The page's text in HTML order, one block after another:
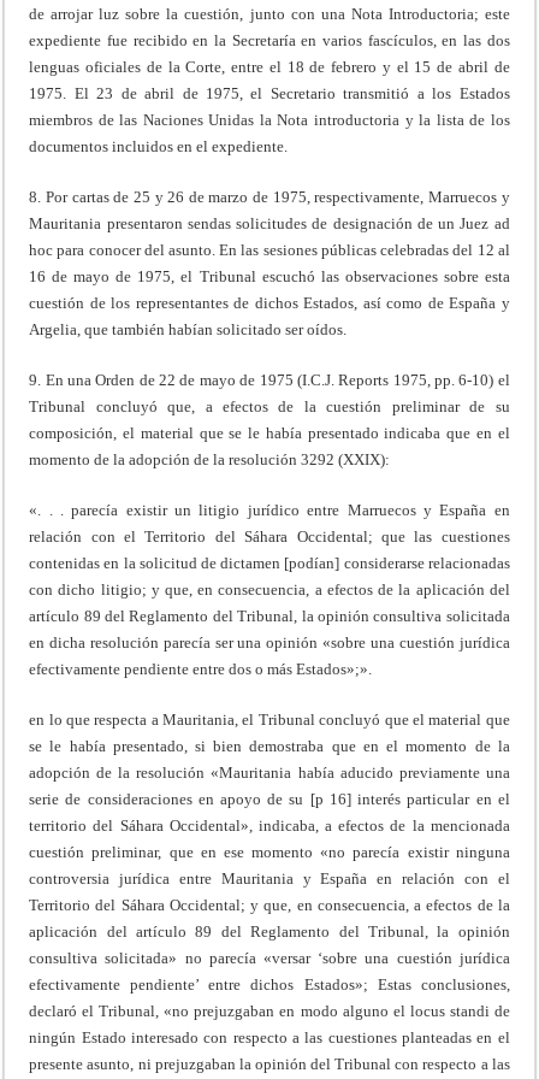
de arrojar luz sobre la cuestión, junto con una Nota Introductoria; este
expediente fue recibido en la Secretaría en varios fascículos, en las dos
lenguas oficiales de la Corte, entre el 18 de febrero y el 15 de abril de
1975. El 23 de abril de 1975, el Secretario transmitió a los Estados
miembros de las Naciones Unidas la Nota introductoria y la lista de los
documentos incluidos en el expediente.
8. Por cartas de 25 y 26 de marzo de 1975, respectivamente, Marruecos y
Mauritania presentaron sendas solicitudes de designación de un Juez ad
hoc para conocer del asunto. En las sesiones públicas celebradas del 12 al
16 de mayo de 1975, el Tribunal escuchó las observaciones sobre esta
cuestión de los representantes de dichos Estados, así como de España y
Argelia, que también habían solicitado ser oídos.
9. En una Orden de 22 de mayo de 1975 (I.C.J. Reports 1975, pp. 6-10) el
Tribunal concluyó que, a efectos de la cuestión preliminar de su
composición, el material que se le había presentado indicaba que en el
momento de la adopción de la resolución 3292 (XXIX):
«. . . parecía existir un litigio jurídico entre Marruecos y España en
relación con el Territorio del Sáhara Occidental; que las cuestiones
contenidas en la solicitud de dictamen [podían] considerarse relacionadas
con dicho litigio; y que, en consecuencia, a efectos de la aplicación del
artículo 89 del Reglamento del Tribunal, la opinión consultiva solicitada
en dicha resolución parecía ser una opinión «sobre una cuestión jurídica
efectivamente pendiente entre dos o más Estados»;».
en lo que respecta a Mauritania, el Tribunal concluyó que el material que
se le había presentado, si bien demostraba que en el momento de la
adopción de la resolución «Mauritania había aducido previamente una
serie de consideraciones en apoyo de su [p 16] interés particular en el
territorio del Sáhara Occidental», indicaba, a efectos de la mencionada
cuestión preliminar, que en ese momento «no parecía existir ninguna
controversia jurídica entre Mauritania y España en relación con el
Territorio del Sáhara Occidental; y que, en consecuencia, a efectos de la
aplicación del artículo 89 del Reglamento del Tribunal, la opinión
consultiva solicitada» no parecía «versar ‘sobre una cuestión jurídica
efectivamente pendiente’ entre dichos Estados»; Estas conclusiones,
declaró el Tribunal, «no prejuzgaban en modo alguno el locus standi de
ningún Estado interesado con respecto a las cuestiones planteadas en el
presente asunto, ni prejuzgaban la opinión del Tribunal con respecto a las